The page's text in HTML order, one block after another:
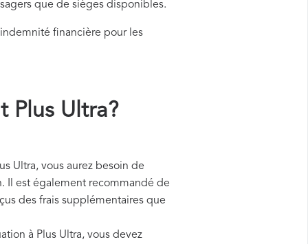
que de sièges disponibles.
financière pour les
Plus Ultra?
Ultra, vous aurez besoin de
Il est également recommandé de
des frais supplémentaires que
à Plus Ultra, vous devez